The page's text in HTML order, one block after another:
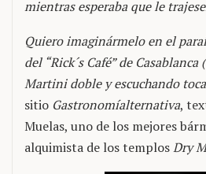
mientras esperaba que le
Quiero imaginármelo en el
del “Rick´s Café” de
Martini doble y escuchando
sitio Gastronomíalternativa,
Muelas, uno de los mejores
alquimista de los templosDry